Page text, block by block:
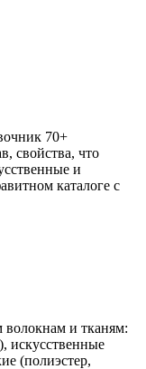
70+
свойства, что
и
каталоге с
и тканям:
искусственные
(полиэстер,